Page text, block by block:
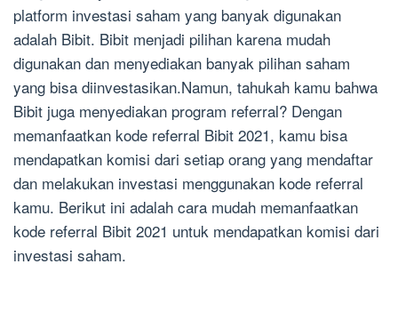
platform investasi saham yang banyak digunakan
adalah Bibit. Bibit menjadi pilihan karena mudah
digunakan dan menyediakan banyak pilihan saham
yang bisa diinvestasikan.Namun, tahukah kamu bahwa
Bibit juga menyediakan program referral? Dengan
memanfaatkan kode referral Bibit 2021, kamu bisa
mendapatkan komisi dari setiap orang yang mendaftar
dan melakukan investasi menggunakan kode referral
kamu. Berikut ini adalah cara mudah memanfaatkan
kode referral Bibit 2021 untuk mendapatkan komisi dari
investasi saham.